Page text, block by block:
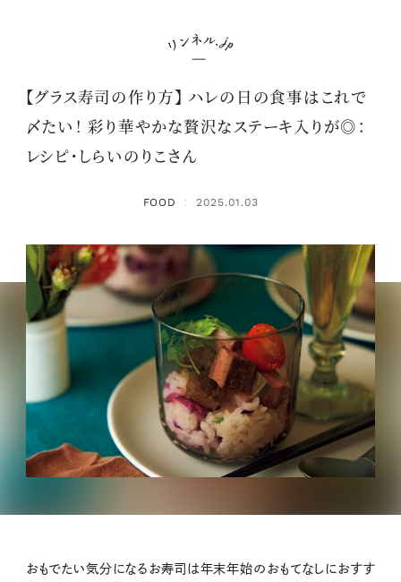
【グラス寿司の作り方】 ハレの日の食事はこれで
〆たい！ 彩り華やかな贅沢なステーキ入りが◎：
レシピ・しらいのりこさん
FOOD ： 2025.01.03
おもでたい気分になるお寿司は年末年始のおもてなしにおすす